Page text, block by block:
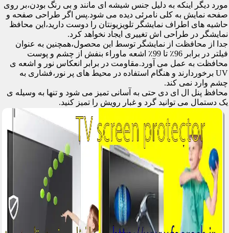
مورد دیگر اینکه به دلیل جنس شیشه ای مانند و بی رنگ بودن،بر روی
صفحه نمایش به کلی نامرئی دیده می شود.پس اگر طراحی صفحه و
حاشیه های اطراف نمایشگر تلویزیونتان را دوست دارید،این محافظ
نمایشگر در طراحی اش تغییری ایجاد نخواهد کرد.
جدا از محافظت از نمایشگر توسط این محصول،همچنین به عنوان
فیلتر در برابر 96٪ تا 99٪ اشعه ماوراء بنفش از چشم و پوست
محافظت به عمل می آورد.مقاومت در برابر انعکاس نور و اشعه ی
UV برخوردارند و هنگام استفاده در محیط های پر نور،فشاری به
چشم وارد نمی کند.
محافظ پنل ال ای دی حتی به آسانی تمیز می شود و تنها به وسیله ی
یک دستمال می توانید گرد و غبار رویش را تمیز کنید.